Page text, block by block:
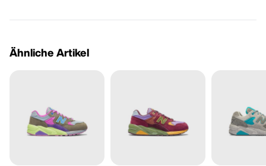
Ähnliche Artikel